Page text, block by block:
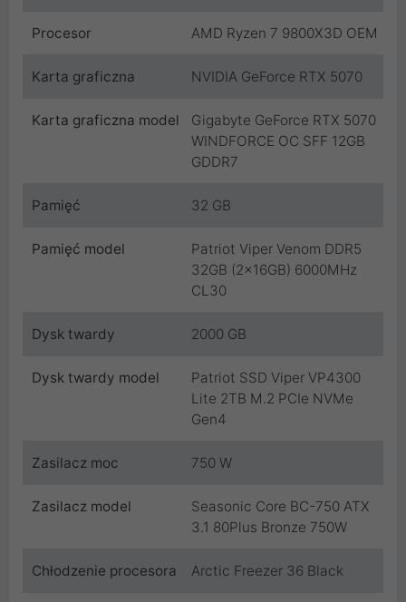
Procesor AMD Ryzen 7 9800X3D OEM
Karta graficzna NVIDIA GeForce RTX 5070
Karta graficzna model
Gigabyte GeForce RTX 5070
WINDFORCE OC SFF 12GB
GDDR7
Pamięć 32 GB
Pamięć model
Patriot Viper Venom DDR5
32GB (2x16GB) 6000MHz
CL30
Dysk twardy 2000 GB
Dysk twardy model
Patriot SSD Viper VP4300
Lite 2TB M.2 PCIe NVMe
Gen4
Zasilacz moc 750 W
Zasilacz model
Seasonic Core BC-750 ATX
3.1 80Plus Bronze 750W
Chłodzenie procesora Arctic Freezer 36 Black